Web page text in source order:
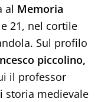
al Memoria
21, nel cortile
Sul profilo
piccolino,
il professor
storia medievale